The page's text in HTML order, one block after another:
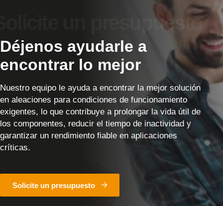
Déjenos ayudarle a
encontrar lo mejor
Nuestro equipo le ayuda a encontrar la mejor solución
en aleaciones para condiciones de funcionamiento
exigentes, lo que contribuye a prolongar la vida útil de
los componentes, reducir el tiempo de inactividad y
garantizar un rendimiento fiable en aplicaciones
críticas.
Solicite un presupuesto